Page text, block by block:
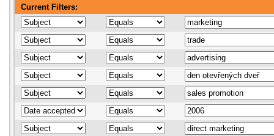
Current Filters: